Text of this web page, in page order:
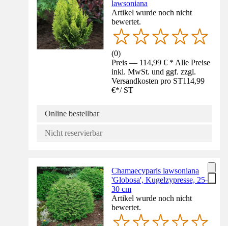
lawsoniana
Artikel wurde noch nicht
bewertet.
(0)
Preis — 114,99 € * Alle Preise
inkl. MwSt. und ggf. zzgl.
Versandkosten pro ST114,99
€*/ ST
Online bestellbar
Nicht reservierbar
Chamaecyparis lawsoniana
'Globosa', Kugelzypresse, 25–
30 cm
Artikel wurde noch nicht
bewertet.